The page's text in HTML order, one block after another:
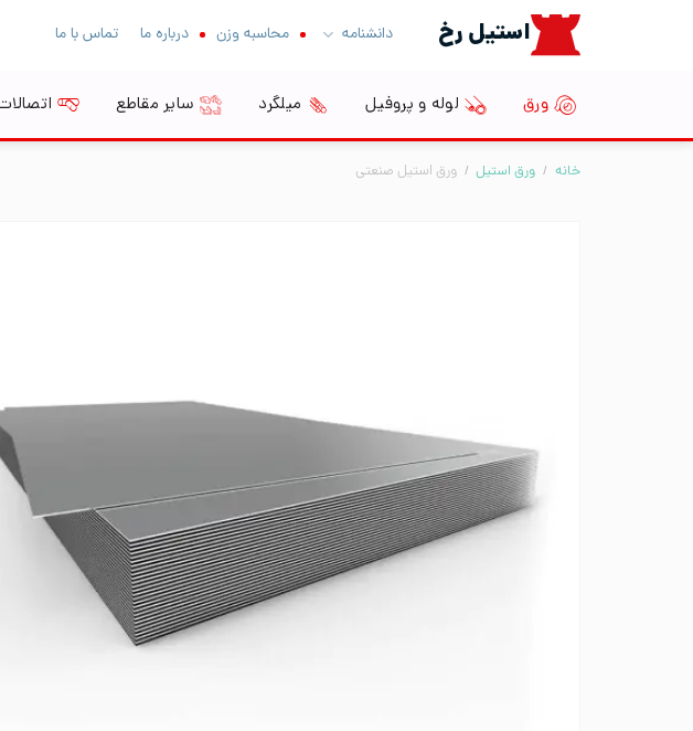
استیل رخ دانشنامه محاسبه وزن درباره ما تماس با ما
ورق لوله و پروفیل میلگرد سایر مقاطع
خانه / ورق استیل / ورق استیل صنعتی